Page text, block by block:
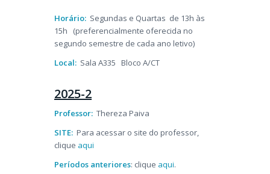
Horário: Segundas e Quartas de 13h às
15h (preferencialmente oferecida no
segundo semestre de cada ano letivo)
Local: Sala A335 Bloco A/CT
2025-2
Professor: Thereza Paiva
SITE: Para acessar o site do professor,
clique aqui
Períodos anteriores: clique aqui.